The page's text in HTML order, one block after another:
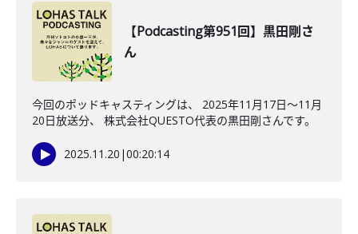
【Podcasting第951回】黒田剛さ
ん
今回のポッドキャスティングは、 2025年11月17日〜11月
20日放送分、 株式会社QUESTO代表の黒田剛さんです。
2025.11.20 |00:20:14